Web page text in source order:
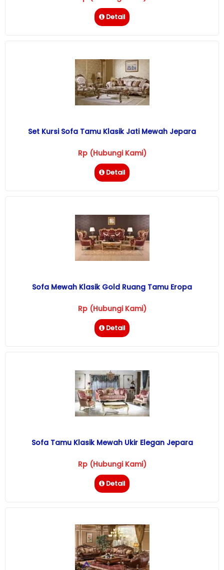
Detail
Set Kursi Sofa Tamu Klasik Jati Mewah Jepara
Rp (Hubungi Kami)
Detail
Sofa Mewah Klasik Gold Ruang Tamu Eropa
Rp (Hubungi Kami)
Detail
Sofa Tamu Klasik Mewah Ukir Elegan Jepara
Rp (Hubungi Kami)
Detail